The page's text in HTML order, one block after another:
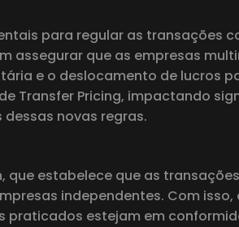
para regular as transações
assegurar que as empresas
e o deslocamento de lucros
Transfer Pricing, impactando
novas regras.
que estabelece que as
independentes. Com
praticados estejam em